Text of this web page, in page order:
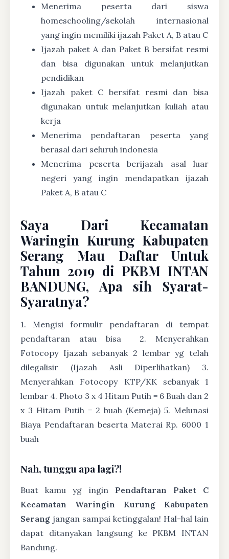
Menerima peserta dari siswa
homeschooling/sekolah internasional
yang ingin memiliki ijazah Paket A, B atau C
Ijazah paket A dan Paket B bersifat resmi
dan bisa digunakan untuk melanjutkan
pendidikan
Ijazah paket C bersifat resmi dan bisa
digunakan untuk melanjutkan kuliah atau
kerja
Menerima pendaftaran peserta yang
berasal dari seluruh indonesia
Menerima peserta berijazah asal luar
negeri yang ingin mendapatkan ijazah
Paket A, B atau C
Saya Dari Kecamatan
Waringin Kurung Kabupaten
Serang Mau Daftar Untuk
Tahun 2019 di PKBM INTAN
BANDUNG, Apa sih Syarat-
Syaratnya?
1. Mengisi formulir pendaftaran di tempat
pendaftaran atau bisa
2. Menyerahkan
Fotocopy Ijazah sebanyak 2 lembar yg telah
dilegalisir (Ijazah Asli Diperlihatkan) 3.
Menyerahkan Fotocopy KTP/KK sebanyak 1
lembar 4. Photo 3 x 4 Hitam Putih = 6 Buah dan 2
x 3 Hitam Putih = 2 buah (Kemeja) 5. Melunasi
Biaya Pendaftaran beserta Materai Rp. 6000 1
buah
Nah, tunggu apa lagi?!
Buat kamu yg ingin Pendaftaran Paket C
Kecamatan Waringin Kurung Kabupaten
Serang jangan sampai ketinggalan! Hal-hal lain
dapat ditanyakan langsung ke PKBM INTAN
Bandung.